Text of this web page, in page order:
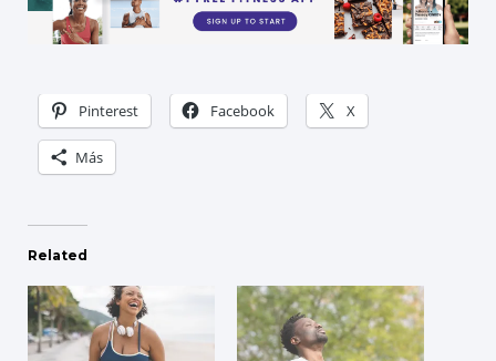
Pinterest Facebook X
Más
Related